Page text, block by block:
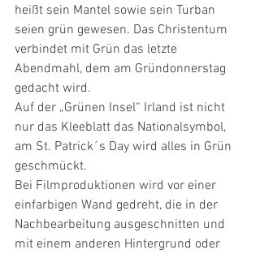
heißt sein Mantel sowie sein Turban
seien grün gewesen. Das Christentum
verbindet mit Grün das letzte
Abendmahl, dem am Gründonnerstag
gedacht wird.
Auf der „Grünen Insel“ Irland ist nicht
nur das Kleeblatt das Nationalsymbol,
am St. Patrick´s Day wird alles in Grün
geschmückt.
Bei Filmproduktionen wird vor einer
einfarbigen Wand gedreht, die in der
Nachbearbeitung ausgeschnitten und
mit einem anderen Hintergrund oder